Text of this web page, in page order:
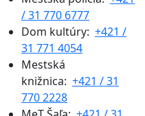
/ 31 770 6777
Dom kultúry: +421 /
31 771 4054
Mestská
knižnica: +421 / 31
770 2228